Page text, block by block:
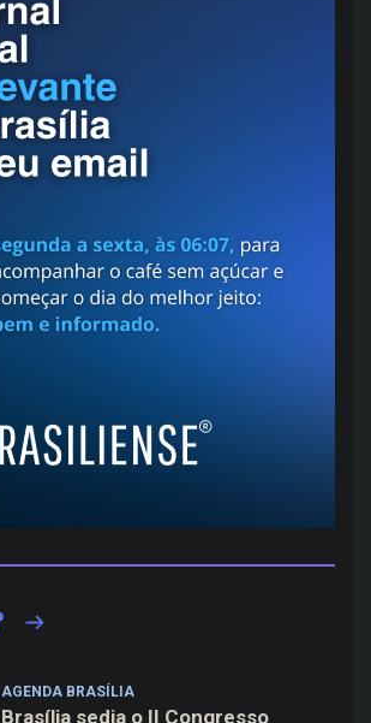
AGENDA BRASÍLIA
Brasília sedia o II Congresso